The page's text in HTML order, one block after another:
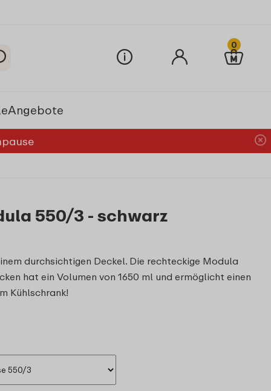
0
Angebote
550/3 - schwarz
durchsichtigen Deckel. Die rechteckige Modula
hat ein Volumen von 1650 ml und ermöglicht einen
Kühlschrank!